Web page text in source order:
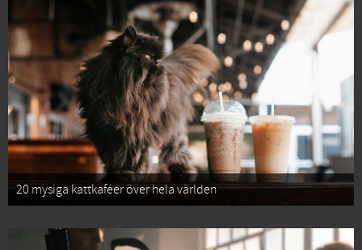
20 mysiga kattkaféer över hela världen